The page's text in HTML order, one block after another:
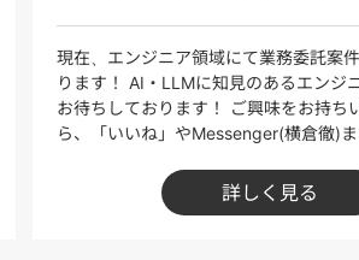
現在、エンジニア領域にて業務委託案
ります！ AI・LLMに知見のあるエンジ
お待ちしております！ ご興味をお持ち
ら、「いいね」やMessenger(横倉徹)
提案可能です。ぜひご相談ください！
＝＝＝＝＝＝＝＝ 【生成AIエンジニア
詳しく見る